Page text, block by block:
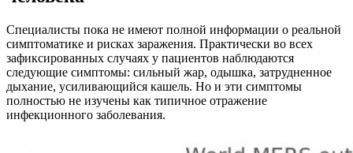
Специалисты пока не имеют полной информации о реальной
симптоматике и рисках заражения. Практически во всех
зафиксированных случаях у пациентов наблюдаются
следующие симптомы: сильный жар, одышка, затрудненное
дыхание, усиливающийся кашель. Но и эти симптомы
полностью не изучены как типичное отражение
инфекционного заболевания.